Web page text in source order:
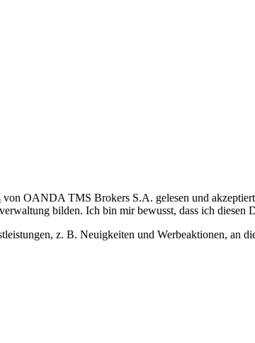
von OANDA TMS Brokers S.A. gelesen und
bilden. Ich bin mir bewusst, dass ich diesen
z. B. Neuigkeiten und Werbeaktionen, an